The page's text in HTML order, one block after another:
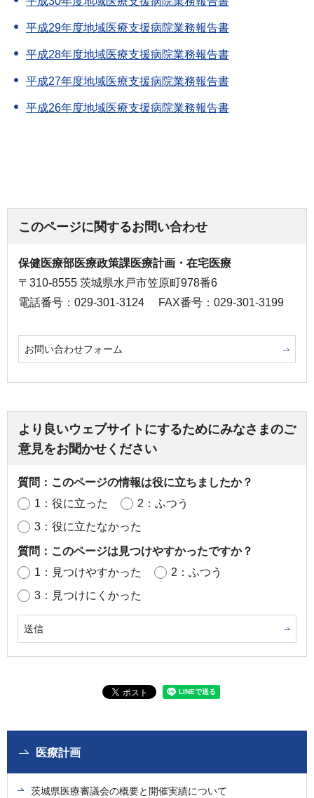
平成29年度地域医療支援病院業務報告書
平成28年度地域医療支援病院業務報告書
平成27年度地域医療支援病院業務報告書
平成26年度地域医療支援病院業務報告書
このページに関するお問い合わせ
保健医療部医療政策課医療計画・在宅医療
〒310-8555 茨城県水戸市笠原町978番6
電話番号：029-301-3124
FAX番号：029-301-3199
お問い合わせフォーム
より良いウェブサイトにするためにみなさまのご
意見をお聞かせください
質問：このページの情報は役に立ちましたか？
1：役に立った
2：ふつう
3：役に立たなかった
質問：このページは見つけやすかったですか？
1：見つけやすかった
2：ふつう
3：見つけにくかった
医療計画
茨城県医療審議会の概要と開催実績について